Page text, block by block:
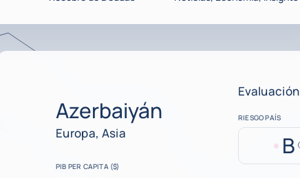
Azerbaiyán
Europa, Asia
PIB PER CAPITA ($)
Evaluación
RIESGO PAÍS
B